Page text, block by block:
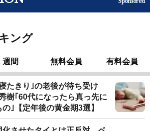
ング
週間 無料会員 有料会員
たきり｣の老後が待ち受け
樹｢60代になったら真っ先に
｣【定年後の黄金期3選】